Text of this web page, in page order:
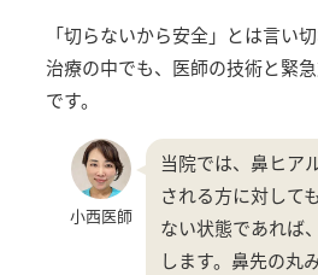
「切らないから安全」とは言い
治療の中でも、医師の技術と緊
です。
小西医師
当院では、鼻ヒア
される方に対して
ない状態であれば
します。鼻先の丸